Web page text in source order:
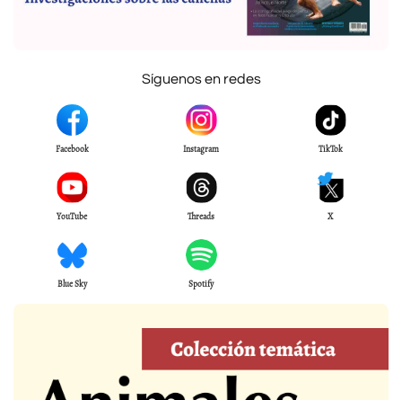
Síguenos en redes
Facebook Instagram TikTok
YouTube Threads X
Blue Sky Spotify